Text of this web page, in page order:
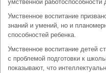
умственной работоспособности
Умственное воспитание
знаний и умений, но и
способностей ребенка.
Умственное воспитание детей
с проблемой подготовки к
показывают, что